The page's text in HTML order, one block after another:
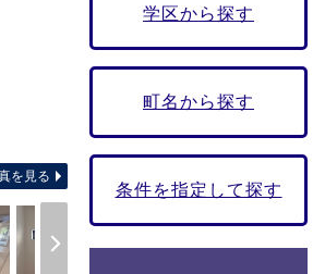
を見る
学区から探す
町名から探す
条件を指定して探す